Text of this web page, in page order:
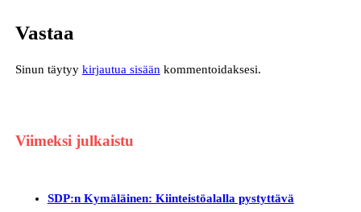
Vastaa
Sinun täytyy kirjautua sisään kommentoidaksesi.
Viimeksi julkaistu
SDP:n Kymäläinen: Kiinteistöalalla pystyttävä